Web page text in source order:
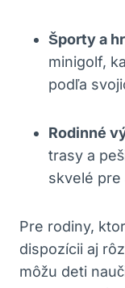
Športy a
minigolf,
podľa
Rodinné
trasy a
skvelé pre
Pre rodiny,
dispozícii aj
môžu deti